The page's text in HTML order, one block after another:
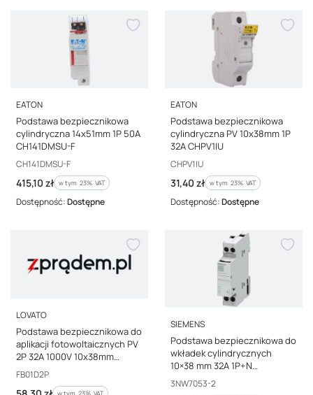
PRODUCENT
EATON
Podstawa bezpiecznikowa
cylindryczna 14x51mm 1P 50A
CH141DMSU-F
Kod producenta
CH141DMSU-F
Cena brutto
415,10 zł w tym %s VAT
w tym 23% VAT
Dostępność:Dostępne
PRODUCENT
EATON
Podstawa bezpiecznikowa
cylindryczna PV 10x38mm 1P
32A CHPV1IU
Kod producenta
CHPV1IU
Cena brutto
31,40 zł w tym %s VAT
w tym 23% VAT
Dostępność:Dostępne
PRODUCENT
LOVATO
Podstawa bezpiecznikowa do
aplikacji fotowoltaicznych PV
2P 32A 1000V 10x38mm
FB01D2P
Kod producenta
FB01D2P
w tym %s VAT
PRODUCENT
SIEMENS
Podstawa bezpiecznikowa do
wkładek cylindrycznych
10×38 mm 32A 1P+N
3NW7053-2
Kod producenta
3NW7053-2